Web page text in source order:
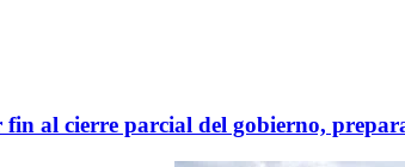
al cierre parcial del gobierno,